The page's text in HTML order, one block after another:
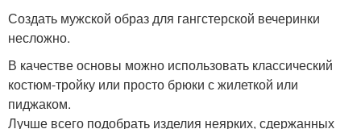
Создать мужской образ для гангстерской вечеринки
несложно.
В качестве основы можно использовать классический
костюм-тройку или просто брюки с жилеткой или
пиджаком.
Лучше всего подобрать изделия неярких, сдержанных